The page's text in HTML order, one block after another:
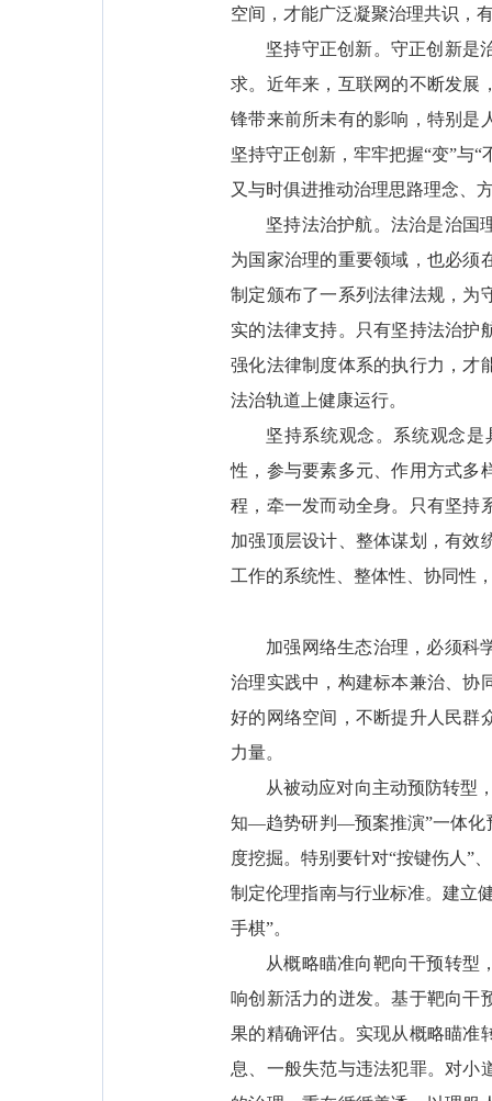
空间，才能广泛凝聚治理共识，
坚持守正创新。守正创新是
求。近年来，互联网的不断发展
锋带来前所未有的影响，特别是
坚持守正创新，牢牢把握“变”与
又与时俱进推动治理思路理念、
坚持法治护航。法治是治国
为国家治理的重要领域，也必须
制定颁布了一系列法律法规，为
实的法律支持。只有坚持法治护
强化法律制度体系的执行力，才
法治轨道上健康运行。
坚持系统观念。系统观念
性，参与要素多元、作用方式多
程，牵一发而动全身。只有坚持
加强顶层设计、整体谋划，有效
工作的系统性、整体性、协同性
加强网络生态治理，必须科
治理实践中，构建标本兼治、协
好的网络空间，不断提升人民群
力量。
从被动应对向主动预防转型
知—趋势研判—预案推演”一体化
度挖掘。特别要针对“按键伤人”
制定伦理指南与行业标准。建立
手棋”。
从概略瞄准向靶向干预转型
响创新活力的迸发。基于靶向干
果的精确评估。实现从概略瞄准
息、一般失范与违法犯罪。对小